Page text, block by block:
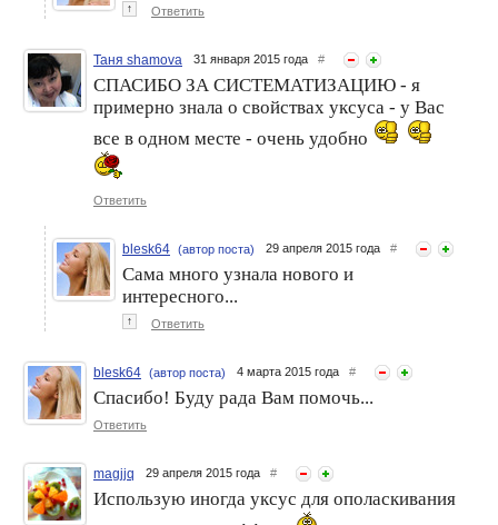
↑ Ответить
Таня shamova 31 января 2015 года #
СПАСИБО ЗА СИСТЕМАТИЗАЦИЮ - я
примерно знала о свойствах уксуса - у Вас
все в одном месте - очень удобно
Ответить
blesk64 (автор поста) 29 апреля 2015 года #
Сама много узнала нового и
интересного...
↑ Ответить
blesk64 (автор поста) 4 марта 2015 года #
Спасибо! Буду рада Вам помочь...
Ответить
magjjq 29 апреля 2015 года #
Использую иногда уксус для ополаскивания